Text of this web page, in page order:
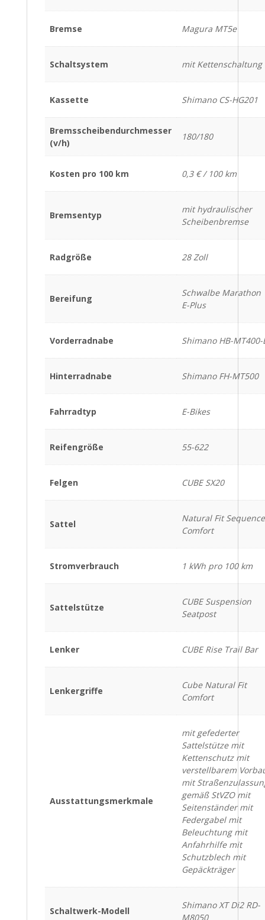
Bremse Magura MT5e
Schaltsystem mit Kettenschaltung
Kassette Shimano CS-HG201
Bremsscheibendurchmesser
(v/h)
180/180
Kosten pro 100 km 0,3 € / 100 km
Bremsentyp
mit hydraulischer
Scheibenbremse
Radgröße 28 Zoll
Bereifung
Schwalbe Marathon
E-Plus
Vorderradnabe Shimano HB-MT400-
Hinterradnabe Shimano FH-MT500
Fahrradtyp E-Bikes
Reifengröße 55-622
Felgen CUBE SX20
Sattel
Natural Fit
Comfort
Stromverbrauch 1 kWh pro 100 km
Sattelstütze
CUBE Suspension
Seatpost
Lenker CUBE Rise Trail Bar
Lenkergriffe
Cube Natural Fit
Comfort
Ausstattungsmerkmale
mit gefederter
Sattelstütze mit
Kettenschutz mit
verstellbarem
mit
gemäß StVZO mit
Seitenständer mit
Federgabel mit
Beleuchtung mit
Anfahrhilfe mit
Schutzblech mit
Gepäckträger
Schaltwerk-Modell
Shimano XT Di2 RD-
M8050